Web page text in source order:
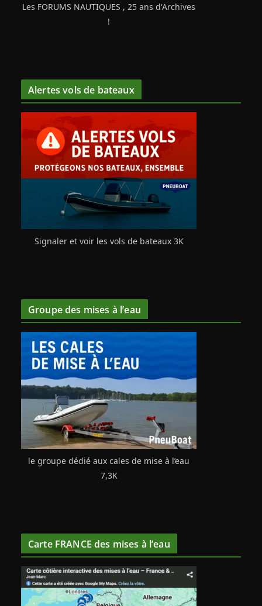
Les FORUMS NAUTIQUES , 25 ans d'Archives
!
Alertes vols de bateaux
Signaler et voir les vols de bateaux 3K
Groupe des mises à l’eau
le groupe dédié aux cales de mise à l’eau
7,3K
Carte FRANCE des mises à l’eau